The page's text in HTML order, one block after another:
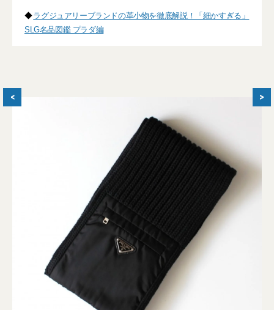
◆ラグジュアリーブランドの革小物を徹底解説！「細かすぎる」
SLG名品図鑑 プラダ編
< >